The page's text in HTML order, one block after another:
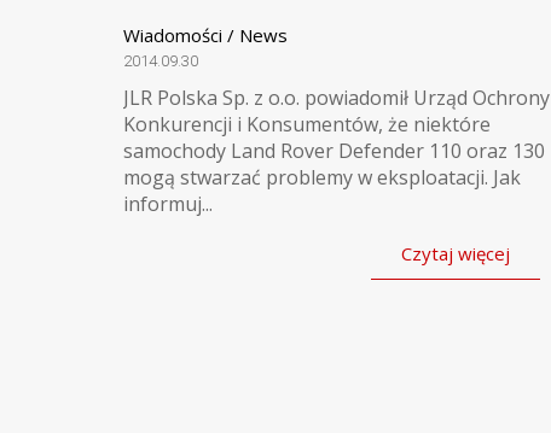
Wiadomości / News
2014.09.30
JLR Polska Sp. z o.o. powiadomił Urząd Ochrony
Konkurencji i Konsumentów, że niektóre
samochody Land Rover Defender 110 oraz 130
mogą stwarzać problemy w eksploatacji. Jak
informuj...
Czytaj więcej